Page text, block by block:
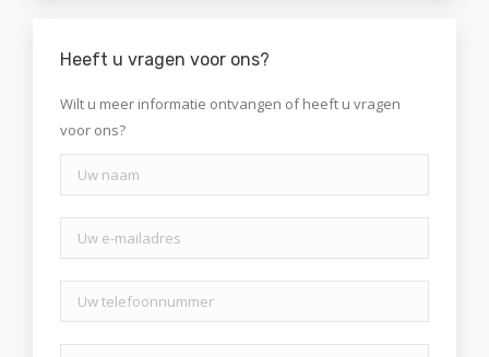
Heeft u vragen voor ons?
Wilt u meer informatie ontvangen of heeft u vragen
voor ons?